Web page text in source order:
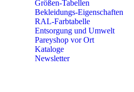
Größen-Tabellen
Bekleidungs-Eigenschaften
RAL-Farbtabelle
Entsorgung und Umwelt
Pareyshop vor Ort
Kataloge
Newsletter